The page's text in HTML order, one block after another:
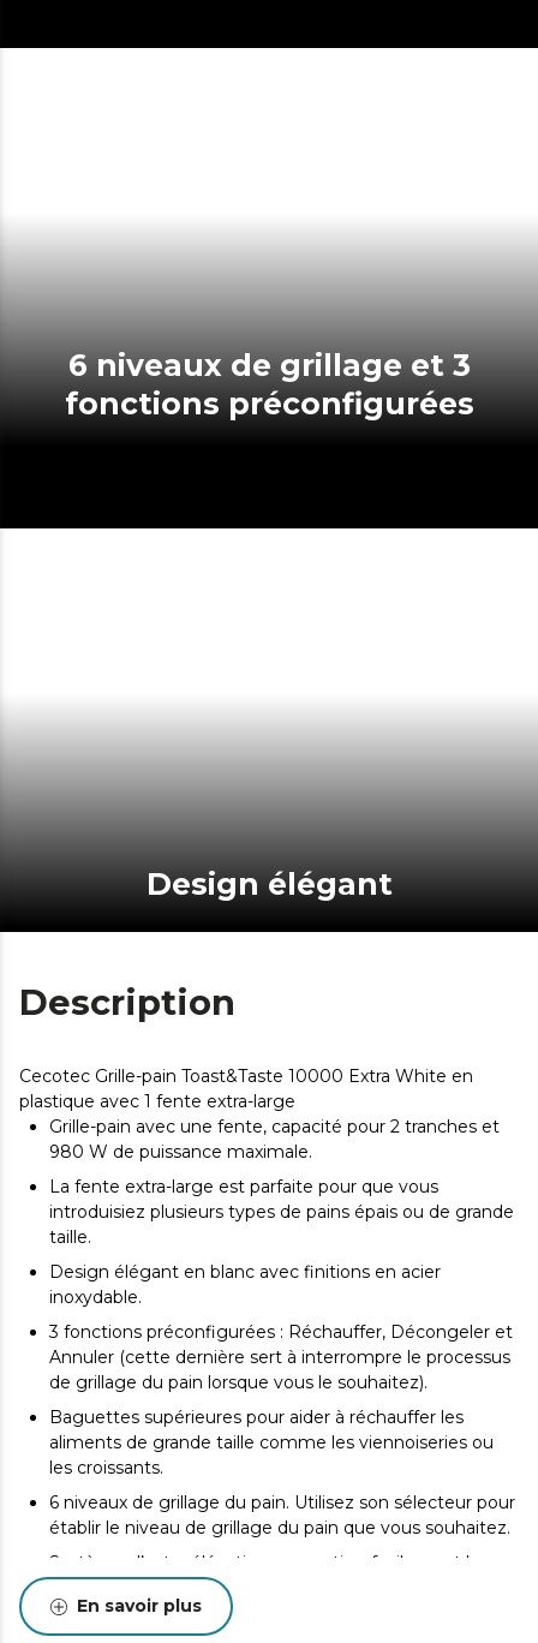
6 niveaux de grillage et 3
fonctions préconfigurées
Design élégant
Description
Cecotec Grille-pain Toast&Taste 10000 Extra White en
plastique avec 1 fente extra-large
Grille-pain avec une fente, capacité pour 2 tranches et
980 W de puissance maximale.
La fente extra-large est parfaite pour que vous
introduisiez plusieurs types de pains épais ou de grande
taille.
Design élégant en blanc avec finitions en acier
inoxydable.
3 fonctions préconfigurées : Réchauffer, Décongeler et
Annuler (cette dernière sert à interrompre le processus
de grillage du pain lorsque vous le souhaitez).
Baguettes supérieures pour aider à réchauffer les
aliments de grande taille comme les viennoiseries ou
les croissants.
6 niveaux de grillage du pain. Utilisez son sélecteur pour
établir le niveau de grillage du pain que vous souhaitez.
Système d’extra-élévation pour retirer facilement le
pain, spécialement utile pour les petits morceaux de
pain.En savoir plus